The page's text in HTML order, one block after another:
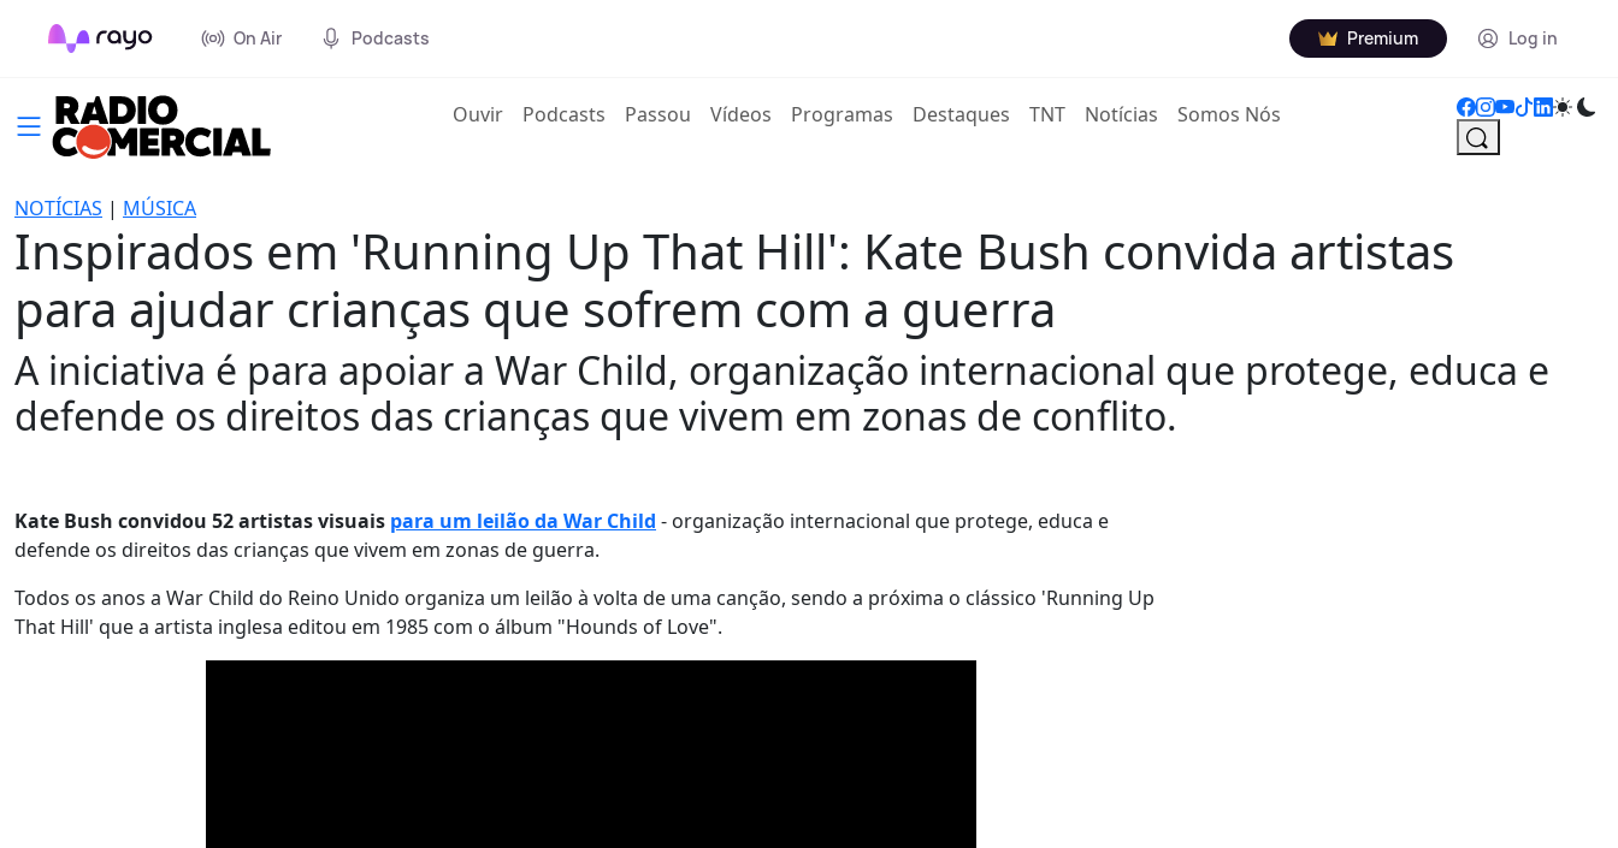
On Air Podcasts Premium Log in
Ouvir(current)
Podcasts Passou Vídeos Programas Destaques TNT Notícias Somos Nós
NOTÍCIAS | MÚSICA
Inspirados em 'Running Up That Hill': Kate Bush convida artistas
para ajudar crianças que sofrem com a guerra
A iniciativa é para apoiar a War Child, organização internacional que protege, educa e
defende os direitos das crianças que vivem em zonas de conflito.
Kate Bush convidou 52 artistas visuais para um leilão da War Child - organização internacional que protege, educa e
defende os direitos das crianças que vivem em zonas de guerra.
Todos os anos a War Child do Reino Unido organiza um leilão à volta de uma canção, sendo a próxima o clássico 'Running Up
That Hill' que a artista inglesa editou em 1985 com o álbum "Hounds of Love".